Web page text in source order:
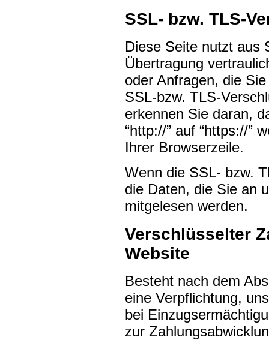
SSL- bzw. TLS-
Diese Seite nutzt aus
Übertragung
oder Anfragen, die
SSL-bzw. TLS-
erkennen Sie daran,
“http://” auf “https://”
Ihrer Browserzeile.
Wenn die SSL- bzw.
die Daten, die Sie an
mitgelesen werden.
Verschlüsselter
Website
Besteht nach dem
eine Verpflichtung,
bei
zur